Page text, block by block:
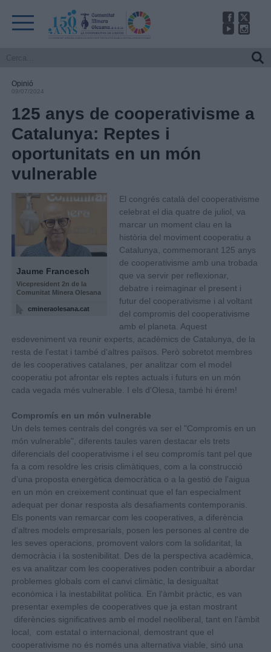
Opinió
09/07/2024
125 anys de cooperativisme a
Catalunya: Reptes i
oportunitats en un món
vulnerable
Jaume Francesch
Vicepresident 2n de la
Comunitat Minera Olesana
cmineraolesana.cat
El congrés català del cooperativisme
celebrat el dia quatre de juliol, va
marcar un moment clau en la
història del moviment cooperatiu a
Catalunya, commemorant 125 anys
de cooperativisme amb una trobada
que va servir per reflexionar,
debatre i reimaginar el present i
futur del cooperativisme i al voltant
del compromis del cooperativisme
amb el planeta. Aquest
esdeveniment va reunir experts, acadèmics de Catalunya, de la
resta de l'estat i també d'altres països. Però sobretot membres
de les cooperatives catalanes, per analitzar com el model
cooperatiu pot afrontar els reptes actuals i futurs en un món
cada vegada més vulnerable. I els d'Olesa, també hi érem!
Compromís en un món vulnerable
Un dels temes centrals del congrés va ser el "Compromís en un
món vulnerable", diferents taules varen destacar els trets
diferencials del cooperativisme i el seu compromís tant pel que
fa a com resoldre les crisis climàtiques, com a la construcció
d'una proposta energètica democràtica o a la gestió de l'aigua
en un món en creixement continuat que el fan especialment
adequat per donar resposta als desafiaments contemporanis.
Els ponents van remarcar com les cooperatives, a diferència
d'altres models empresarials, posen les persones al centre de
les seves operacions, promovent valors com la solidaritat, la
democràcia i la sostenibilitat. Des de la perspectiva acadèmica,
es va analitzar com les cooperatives poden contribuir a abordar
problemes globals com el canvi climàtic, la desigualtat
econòmica i la inestabilitat política. En l'àmbit pràctic, es van
presentar exemples de cooperatives que ja estan mostrant
diferències significatives amb el model neoliberal, tant en l'àmbit
local, com estatal o internacional, demostrant que el
cooperativisme no és només una alternativa viable, sinó una